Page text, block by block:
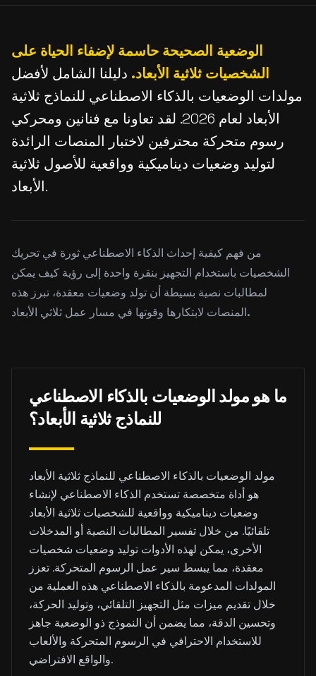
الوضعية الصحيحة حاسمة لإضفاء الحياة على
الشخصيات ثلاثية الأبعاد. دليلنا الشامل لأفضل
مولدات الوضعيات بالذكاء الاصطناعي للنماذج ثلاثية
الأبعاد لعام 2026. لقد تعاونا مع فنانين ومحركي
رسوم متحركة محترفين لاختبار المنصات الرائدة
لتوليد وضعيات ديناميكية وواقعية للأصول ثلاثية
الأبعاد.
من فهم كيفية إحداث الذكاء الاصطناعي ثورة في تحريك
الشخصيات باستخدام التجهيز بنقرة واحدة إلى رؤية كيف يمكن
لمطالبات نصية بسيطة أن تولد وضعيات معقدة، تبرز هذه
المنصات لابتكارها وقوتها في مسار عمل ثلاثي الأبعاد.
ما هو مولد الوضعيات بالذكاء الاصطناعي
للنماذج ثلاثية الأبعاد؟
مولد الوضعيات بالذكاء الاصطناعي للنماذج ثلاثية الأبعاد
هو أداة متخصصة تستخدم الذكاء الاصطناعي لإنشاء
وضعيات ديناميكية وواقعية للشخصيات ثلاثية الأبعاد
تلقائيًا. من خلال تفسير المطالبات النصية أو المدخلات
الأخرى، يمكن لهذه الأدوات توليد وضعيات شخصيات
معقدة، مما يبسط سير عمل الرسوم المتحركة. تعزز
المولدات المدعومة بالذكاء الاصطناعي هذه العملية من
خلال تقديم ميزات مثل التجهيز التلقائي، وتوليد الحركة،
وتحسين الدقة، مما يضمن أن النموذج ذو الوضعية جاهز
للاستخدام الاحترافي في الرسوم المتحركة والألعاب
والواقع الافتراضي.